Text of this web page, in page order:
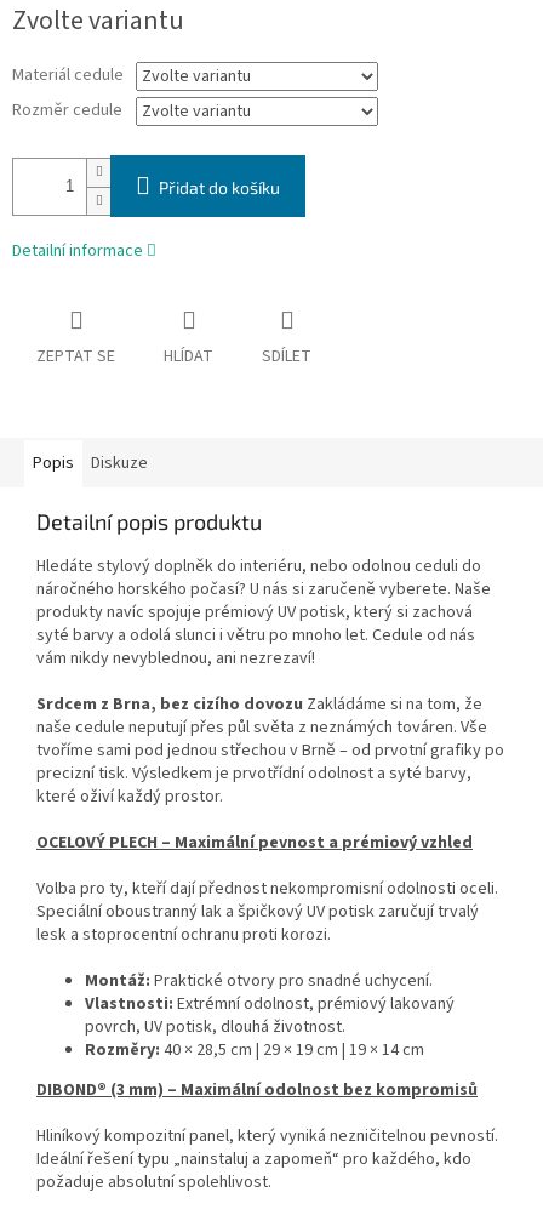
cena:
Zvolte variantu
Materiál cedule
Rozměr cedule
Přidat do košíku
Detailní informace
ZEPTAT SE HLÍDAT SDÍLET
Popis Diskuze
Detailní popis produktu
Hledáte stylový doplněk do interiéru, nebo odolnou ceduli do
náročného horského počasí? U nás si zaručeně vyberete. Naše
produkty navíc spojuje prémiový UV potisk, který si zachová
syté barvy a odolá slunci i větru po mnoho let. Cedule od nás
vám nikdy nevyblednou, ani nezrezaví!
Srdcem z Brna, bez cizího dovozu Zakládáme si na tom, že
naše cedule neputují přes půl světa z neznámých továren. Vše
tvoříme sami pod jednou střechou v Brně – od prvotní grafiky po
precizní tisk. Výsledkem je prvotřídní odolnost a syté barvy,
které oživí každý prostor.
OCELOVÝ PLECH – Maximální pevnost a prémiový vzhled
Volba pro ty, kteří dají přednost nekompromisní odolnosti oceli.
Speciální oboustranný lak a špičkový UV potisk zaručují trvalý
lesk a stoprocentní ochranu proti korozi.
Montáž: Praktické otvory pro snadné uchycení.
Vlastnosti: Extrémní odolnost, prémiový lakovaný
povrch, UV potisk, dlouhá životnost.
Rozměry: 40 × 28,5 cm | 29 × 19 cm | 19 × 14 cm
DIBOND® (3 mm) – Maximální odolnost bez kompromisů
Hliníkový kompozitní panel, který vyniká nezničitelnou pevností.
Ideální řešení typu „nainstaluj a zapomeň“ pro každého, kdo
požaduje absolutní spolehlivost.